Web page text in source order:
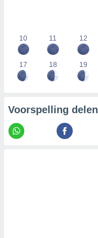
10 11 12
17 18 19
Voorspelling delen